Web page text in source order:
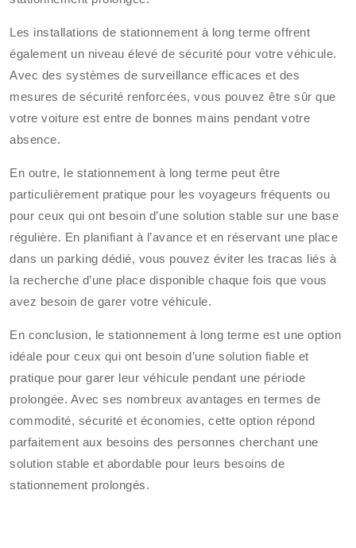
Les installations de stationnement à long terme offrent
également un niveau élevé de sécurité pour votre véhicule.
Avec des systèmes de surveillance efficaces et des
mesures de sécurité renforcées, vous pouvez être sûr que
votre voiture est entre de bonnes mains pendant votre
absence.
En outre, le stationnement à long terme peut être
particulièrement pratique pour les voyageurs fréquents ou
pour ceux qui ont besoin d’une solution stable sur une base
régulière. En planifiant à l’avance et en réservant une place
dans un parking dédié, vous pouvez éviter les tracas liés à
la recherche d’une place disponible chaque fois que vous
avez besoin de garer votre véhicule.
En conclusion, le stationnement à long terme est une option
idéale pour ceux qui ont besoin d’une solution fiable et
pratique pour garer leur véhicule pendant une période
prolongée. Avec ses nombreux avantages en termes de
commodité, sécurité et économies, cette option répond
parfaitement aux besoins des personnes cherchant une
solution stable et abordable pour leurs besoins de
stationnement prolongés.